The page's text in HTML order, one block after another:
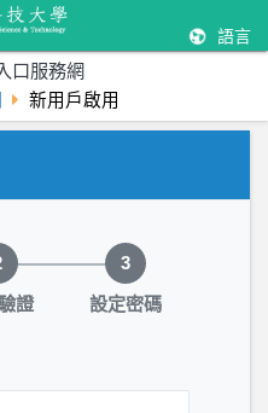
語言
口服務網
新用戶啟用
驟 1 / 3：身分驗證
證
3
設定密碼